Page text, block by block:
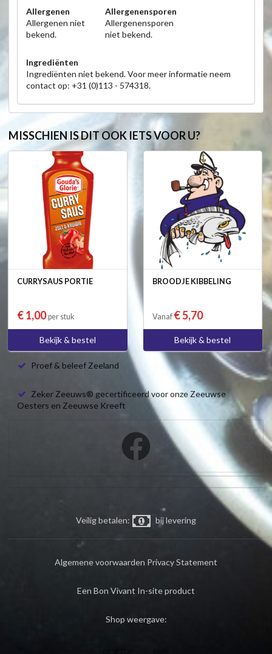
Allergenen
Allergenen niet
bekend.
Allergenensporen
Allergenensporen
niet bekend.
Ingrediënten
Ingrediënten niet bekend. Voor meer informatie neem
contact op: +31 (0)113 - 574318.
MISSCHIEN IS DIT OOK IETS VOOR U?
CURRYSAUS PORTIE
€ 1,00per stuk
Bekijk & bestel
BROODJE KIBBELING
Vanaf € 5,70
Bekijk & bestel
Proef & beleef Zeeland
Zeker Zeeuws® gecertificeerd voor onze Zeeuwse
Oesters en Zeeuwse Kreeft
Veilig betalen: bij levering
Algemene voorwaarden Privacy Statement
Een Bon Vivant In-site product
Shop weergave: